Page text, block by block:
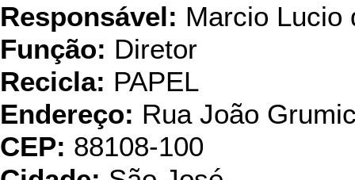
Responsável: Marcio Lucio
Função: Diretor
Recicla: PAPEL
Endereço: Rua João
CEP: 88108-100